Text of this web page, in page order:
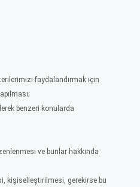
faydalandırmak için
benzeri konularda
ve bunlar hakkında
kişiselleştirilmesi, gerekirse bu